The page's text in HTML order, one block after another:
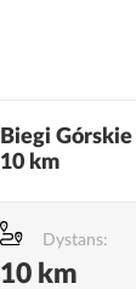
Biegi
10 km
Dystans:
10 km